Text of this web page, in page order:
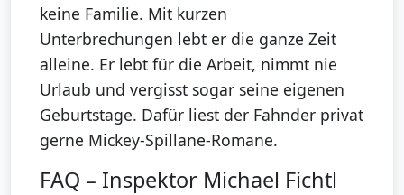
keine Familie. Mit kurzen
Unterbrechungen lebt er die ganze Zeit
alleine. Er lebt für die Arbeit, nimmt nie
Urlaub und vergisst sogar seine eigenen
Geburtstage. Dafür liest der Fahnder privat
gerne Mickey-Spillane-Romane.
FAQ – Inspektor Michael Fichtl